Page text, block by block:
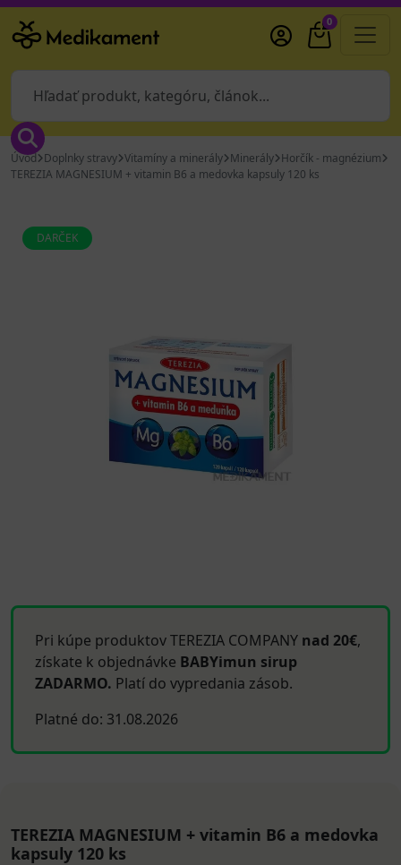
0
Úvod Doplnky stravy Vitamíny a minerály Minerály Horčík - magnézium
TEREZIA MAGNESIUM + vitamin B6 a medovka kapsuly 120 ks
Pri kúpe produktov TEREZIA COMPANY nad 20€,
získate k objednávke BABYimun sirup
ZADARMO. Platí do vypredania zásob.
Platné do: 31.08.2026
DARČEK
TEREZIA MAGNESIUM + vitamin B6 a medovka
kapsuly 120 ks